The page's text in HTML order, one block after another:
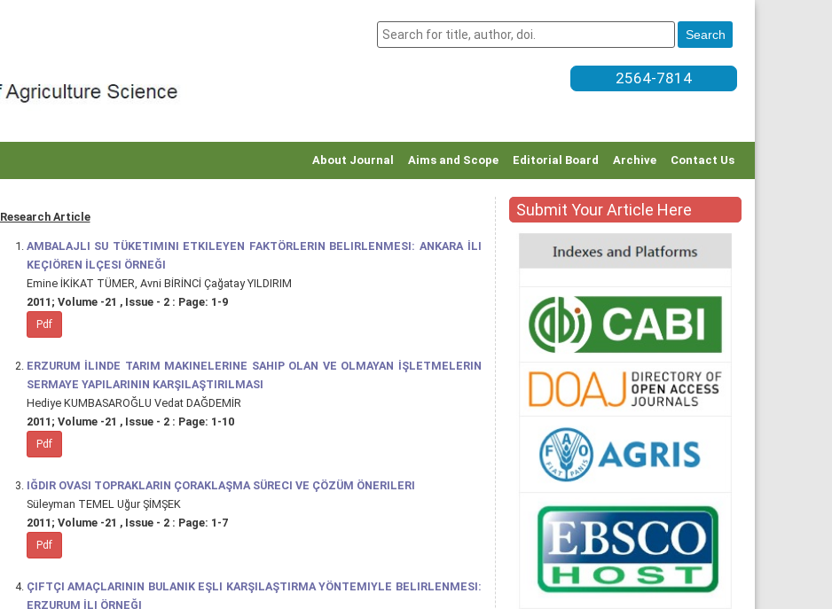
2564-7814
About Journal Aims and Scope Editorial Board Archive Contact Us
Research Article
AMBALAJLI SU TÜKETIMINI ETKILEYEN FAKTÖRLERIN BELIRLENMESI: ANKARA İLI
KEÇIÖREN İLÇESI ÖRNEĞI
Emine İKİKAT TÜMER, Avni BİRİNCİ Çağatay YILDIRIM
2011; Volume -21 , Issue - 2 : Page: 1-9
Pdf
ERZURUM İLINDE TARIM MAKINELERINE SAHIP OLAN VE OLMAYAN İŞLETMELERIN
SERMAYE YAPILARININ KARŞILAŞTIRILMASI
Hediye KUMBASAROĞLU Vedat DAĞDEMİR
2011; Volume -21 , Issue - 2 : Page: 1-10
Pdf
IĞDIR OVASI TOPRAKLARIN ÇORAKLAŞMA SÜRECI VE ÇÖZÜM ÖNERILERI
Süleyman TEMEL Uğur ŞİMŞEK
2011; Volume -21 , Issue - 2 : Page: 1-7
Pdf
ÇIFTÇI AMAÇLARININ BULANIK EŞLI KARŞILAŞTIRMA YÖNTEMIYLE BELIRLENMESI:
ERZURUM İLI ÖRNEĞI
Submit Your Article Here